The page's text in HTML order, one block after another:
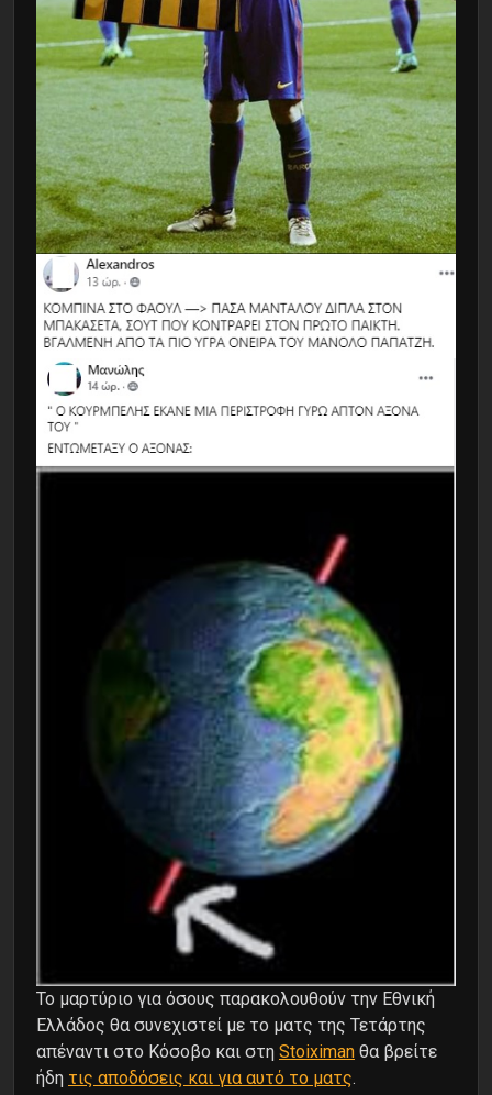
Το μαρτύριο για όσους παρακολουθούν την Εθνική
Ελλάδος θα συνεχιστεί με το ματς της Τετάρτης
απέναντι στο Κόσοβο και στη Stoiximan θα βρείτε
ήδη τις αποδόσεις και για αυτό το ματς.